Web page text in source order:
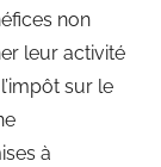
non
leur activité
sur le
à